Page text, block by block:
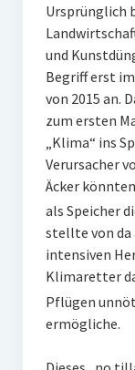
Ursprünglich
und
Begriff erst
von 2015 an.
zum ersten
„Klima“ ins
Verursacher
Äcker
als Speicher
stellte von da
intensiven
Klimaretter
Pflügen
ermögliche.